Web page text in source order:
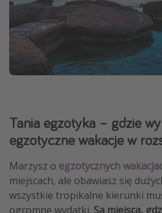
Tania egzotyka – gdzie
egzotyczne wakacje w
Marzysz o egzotycznych
miejscach, ale obawiasz się
wszystkie tropikalne kierunki
ogromne wydatki. Są miejsca,